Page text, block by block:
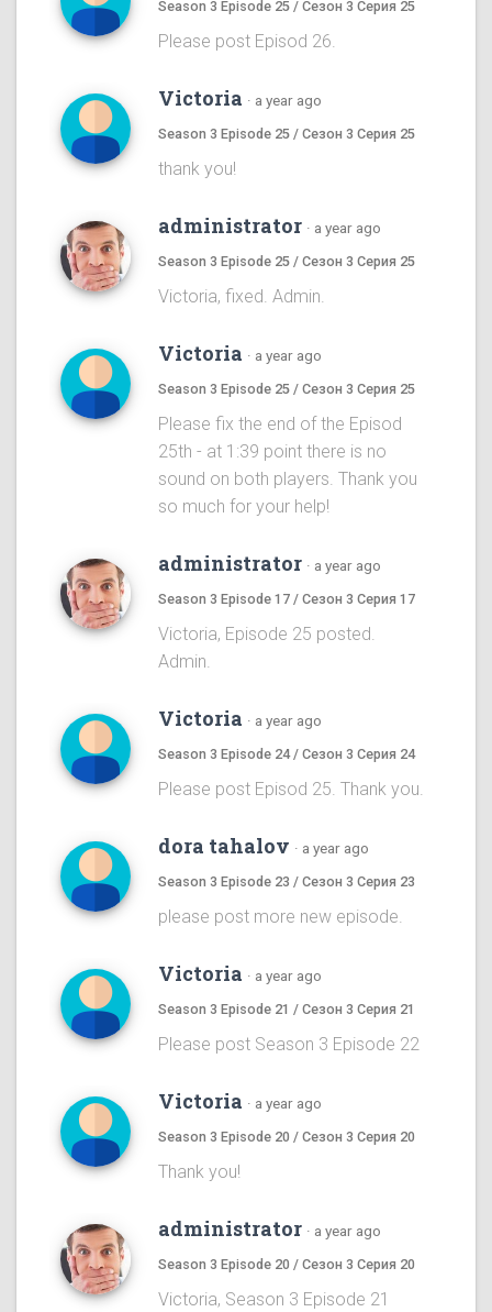
Season 3 Episode 25 / Сезон 3 Серия 25
Please post Episod 26.
Victoria · a year ago
Season 3 Episode 25 / Сезон 3 Серия 25
thank you!
administrator · a year ago
Season 3 Episode 25 / Сезон 3 Серия 25
Victoria, fixed. Admin.
Victoria · a year ago
Season 3 Episode 25 / Сезон 3 Серия 25
Please fix the end of the Episod
25th - at 1:39 point there is no
sound on both players. Thank you
so much for your help!
administrator · a year ago
Season 3 Episode 17 / Сезон 3 Серия 17
Victoria, Episode 25 posted.
Admin.
Victoria · a year ago
Season 3 Episode 24 / Сезон 3 Серия 24
Please post Episod 25. Thank you.
dora tahalov · a year ago
Season 3 Episode 23 / Сезон 3 Серия 23
please post more new episode.
Victoria · a year ago
Season 3 Episode 21 / Сезон 3 Серия 21
Please post Season 3 Episode 22
Victoria · a year ago
Season 3 Episode 20 / Сезон 3 Серия 20
Thank you!
administrator · a year ago
Season 3 Episode 20 / Сезон 3 Серия 20
Victoria, Season 3 Episode 21